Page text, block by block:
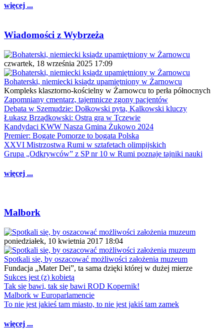
więcej ...
Wiadomości z Wybrzeża
czwartek, 18 września 2025 17:09
Bohaterski, niemiecki ksiądz upamiętniony w Żarnowcu
Kompleks klasztorno-kościelny w Żarnowcu to perła północnych
Zapomniany cmentarz, tajemnicze zgony pacjentów
Debata w Szemudzie: Dołkowski pyta, Kalkowski kluczy
Łukasz Brządkowski: Ostra gra w Tczewie
Kandydaci KWW Nasza Gmina Żukowo 2024
Premier: Bogate Pomorze to bogata Polska
XXVI Mistrzostwa Rumi w sztafetach olimpijskich
Grupa „Odkrywców” z SP nr 10 w Rumi poznaje tajniki nauki
więcej ...
Malbork
poniedziałek, 10 kwietnia 2017 18:04
Spotkali się, by oszacować możliwości założenia muzeum
Fundacja „Mater Dei”, ta sama dzięki której w dużej mierze
Sukces jest (z) kobietą
Tak się bawi, tak się bawi ROD Kopernik!
Malbork w Europarlamencie
To nie jest jakieś tam miasto, to nie jest jakiś tam zamek
więcej ...